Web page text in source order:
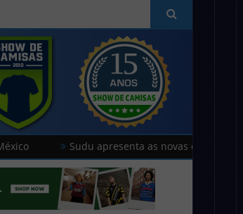
Sudu apresenta as novas camisas do País de